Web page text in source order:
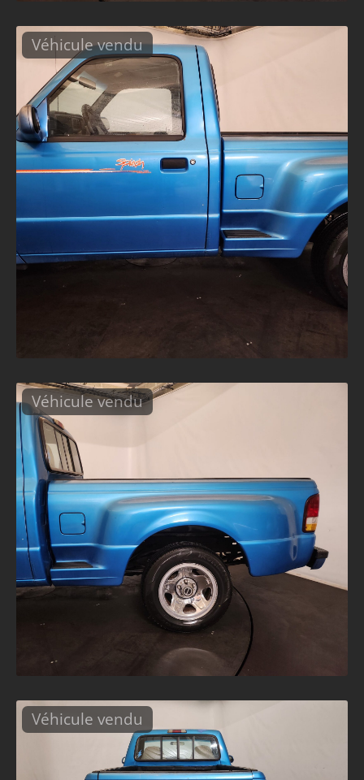
Véhicule vendu
Véhicule vendu
Véhicule vendu